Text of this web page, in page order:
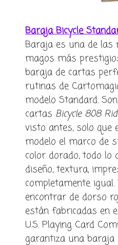
Baraja Bicycle
Baraja es una de
magos más
baraja de cartas
rutinas de
modelo Standard.
cartas Bicycle 808
visto antes, solo que
modelo el marco de
color dorado, todo lo
diseño, textura,
completamente igual.
encontrar de dorso
están fabricadas en
U.S. Playing Card
garantiza una baraja